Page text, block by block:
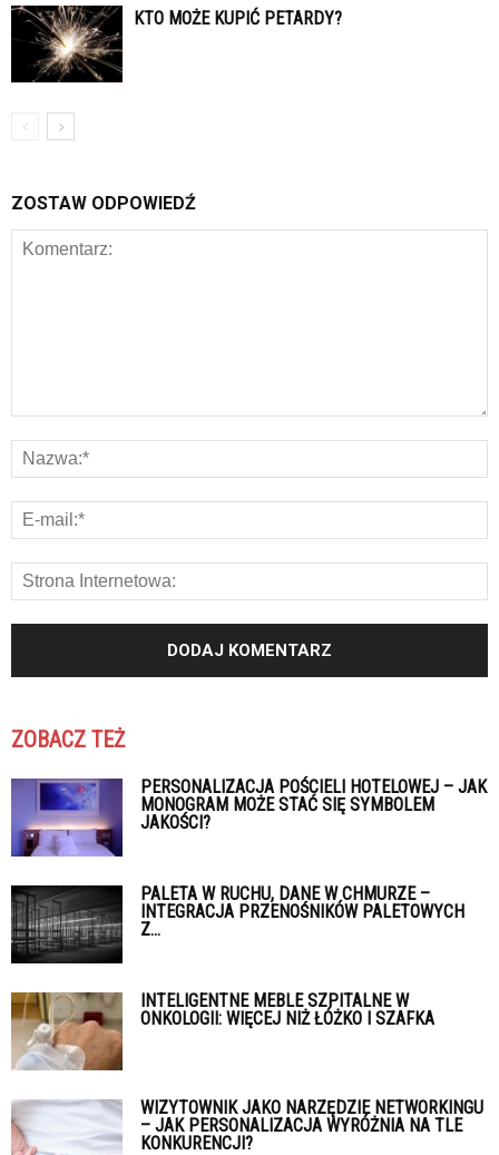
KTO MOŻE KUPIĆ PETARDY?
ZOSTAW ODPOWIEDŹ
ZOBACZ TEŻ
PERSONALIZACJA POŚCIELI HOTELOWEJ – JAK
MONOGRAM MOŻE STAĆ SIĘ SYMBOLEM
JAKOŚCI?
PALETA W RUCHU, DANE W CHMURZE –
INTEGRACJA PRZENOŚNIKÓW PALETOWYCH
Z...
INTELIGENTNE MEBLE SZPITALNE W
ONKOLOGII: WIĘCEJ NIŻ ŁÓŻKO I SZAFKA
WIZYTOWNIK JAKO NARZĘDZIE NETWORKINGU
– JAK PERSONALIZACJA WYRÓŻNIA NA TLE
KONKURENCJI?